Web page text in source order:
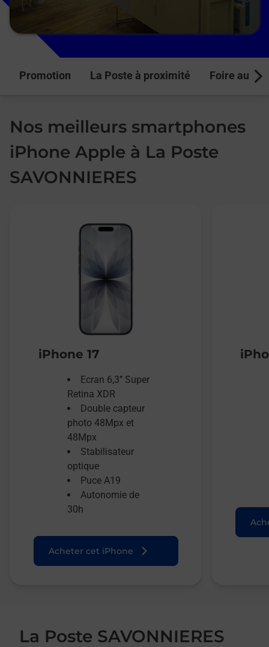
Promotion La Poste à proximité Foire aux
Nos meilleurs smartphones
iPhone Apple à La Poste
SAVONNIERES
iPhone 17
Ecran 6,3’’ Super
Retina XDR
Double capteur
photo 48Mpx et
48Mpx
Stabilisateur
optique
Puce A19
Autonomie de
30h
Acheter cet iPhone
La Poste SAVONNIERES